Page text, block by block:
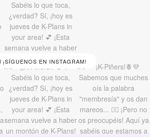
¡SÍGUENOS EN INSTAGRAM!